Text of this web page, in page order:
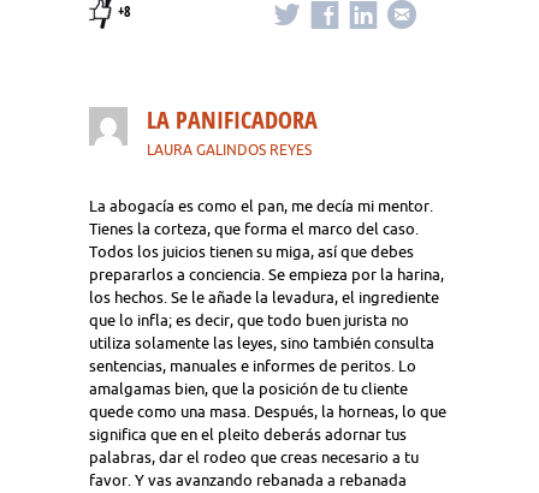
+8
LA PANIFICADORA
LAURA GALINDOS REYES
La abogacía es como el pan, me decía mi mentor.
Tienes la corteza, que forma el marco del caso.
Todos los juicios tienen su miga, así que debes
prepararlos a conciencia. Se empieza por la harina,
los hechos. Se le añade la levadura, el ingrediente
que lo infla; es decir, que todo buen jurista no
utiliza solamente las leyes, sino también consulta
sentencias, manuales e informes de peritos. Lo
amalgamas bien, que la posición de tu cliente
quede como una masa. Después, la horneas, lo que
significa que en el pleito deberás adornar tus
palabras, dar el rodeo que creas necesario a tu
favor. Y vas avanzando rebanada a rebanada